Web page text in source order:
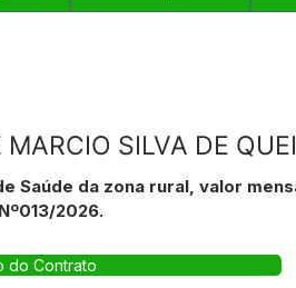
SILVA DE
Saúde da zona rural, valor
2026.
do Contrato